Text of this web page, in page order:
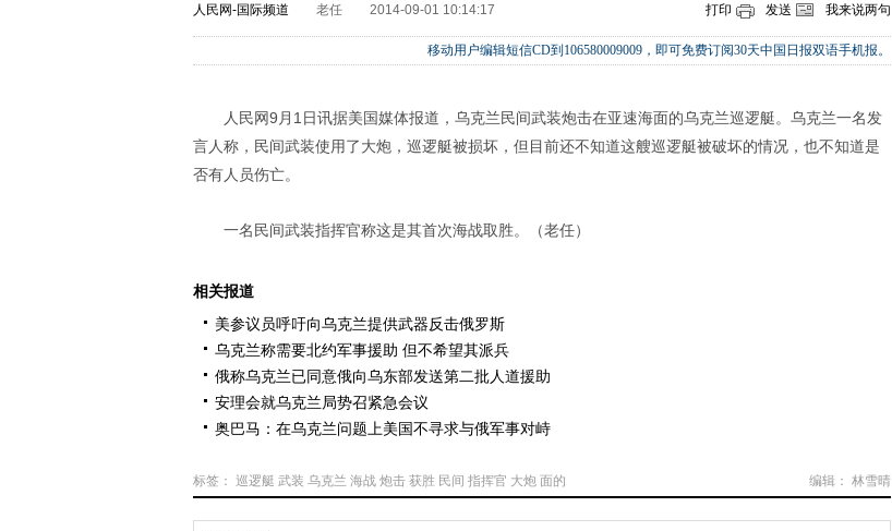
人民网-国际频道 老任 2014-09-01 10:14:17 打印 发送 我来说两句
移动用户编辑短信CD到106580009009，即可免费订阅30天中国日报双语手机报。
人民网9月1日讯据美国媒体报道，乌克兰民间武装炮击在亚速海面的乌克兰巡逻艇。乌克兰一名发
言人称，民间武装使用了大炮，巡逻艇被损坏，但目前还不知道这艘巡逻艇被破坏的情况，也不知道是
否有人员伤亡。
一名民间武装指挥官称这是其首次海战取胜。（老任）
相关报道
美参议员呼吁向乌克兰提供武器反击俄罗斯
乌克兰称需要北约军事援助 但不希望其派兵
俄称乌克兰已同意俄向乌东部发送第二批人道援助
安理会就乌克兰局势召紧急会议
奥巴马：在乌克兰问题上美国不寻求与俄军事对峙
编辑： 林雪晴
标签： 巡逻艇 武装 乌克兰 海战 炮击 获胜 民间 指挥官 大炮 面的